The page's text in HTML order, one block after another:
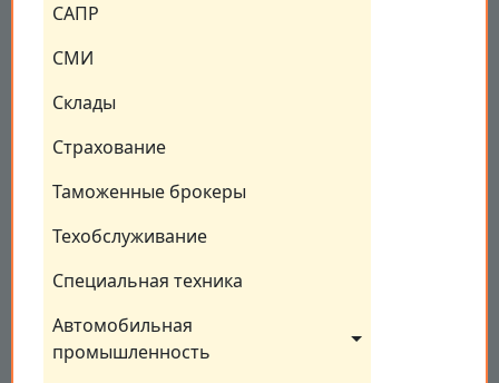
САПР
СМИ
Склады
Страхование
Таможенные брокеры
Техобслуживание
Специальная техника
Автомобильная
промышленность